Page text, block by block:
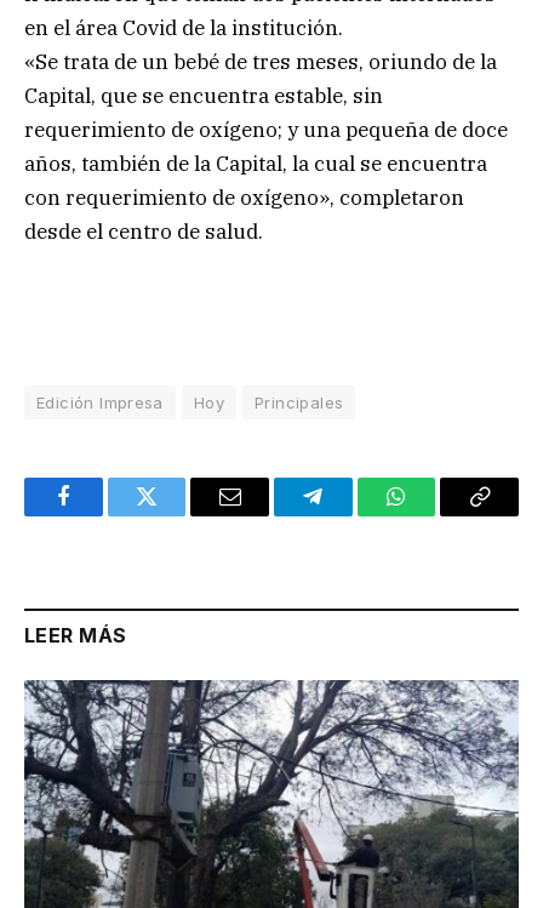
en el área Covid de la institución.
«Se trata de un bebé de tres meses, oriundo de la
Capital, que se encuentra estable, sin
requerimiento de oxígeno; y una pequeña de doce
años, también de la Capital, la cual se encuentra
con requerimiento de oxígeno», completaron
desde el centro de salud.
Edición Impresa Hoy Principales
FacebookTwitter Email TelegramWhatsAppCopy
LEER MÁS